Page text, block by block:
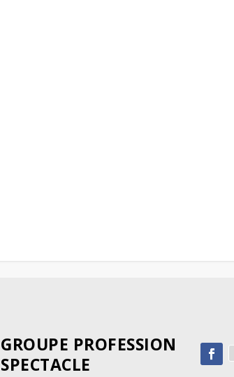
GROUPE PROFESSION
SPECTACLE